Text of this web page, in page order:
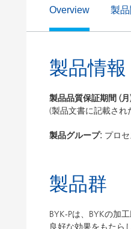
Overview 製
製品情報
製品品質保証期間 (月
(製品文書に記載さ
製品グループ: プロ
製品群
BYK-Pは、BYKの加
良好な効果をもたら